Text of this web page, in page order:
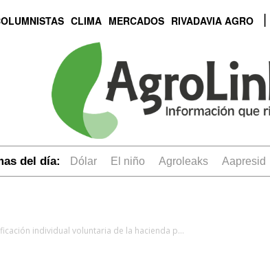
CLIMA MERCADOS RIVADAVIA AGRO
del día: dólar el niño Agroleaks aapresid
Desde CRA promueven la identificación individual voluntaria de la hacienda para evitar nuevas cargas